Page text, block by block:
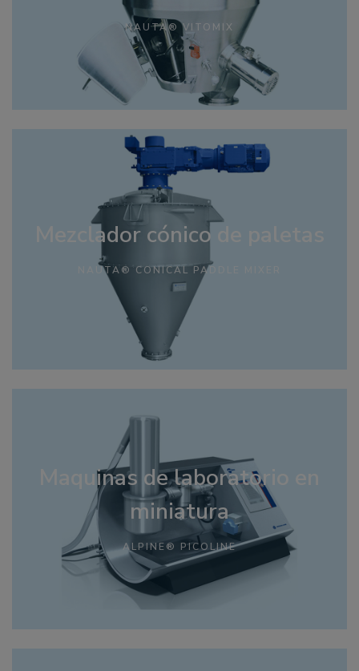
NAUTA® VITOMIX
Mezclador cónico de paletas
NAUTA® CONICAL PADDLE MIXER
Maquinas de laboratorio en
miniatura
ALPINE® PICOLINE